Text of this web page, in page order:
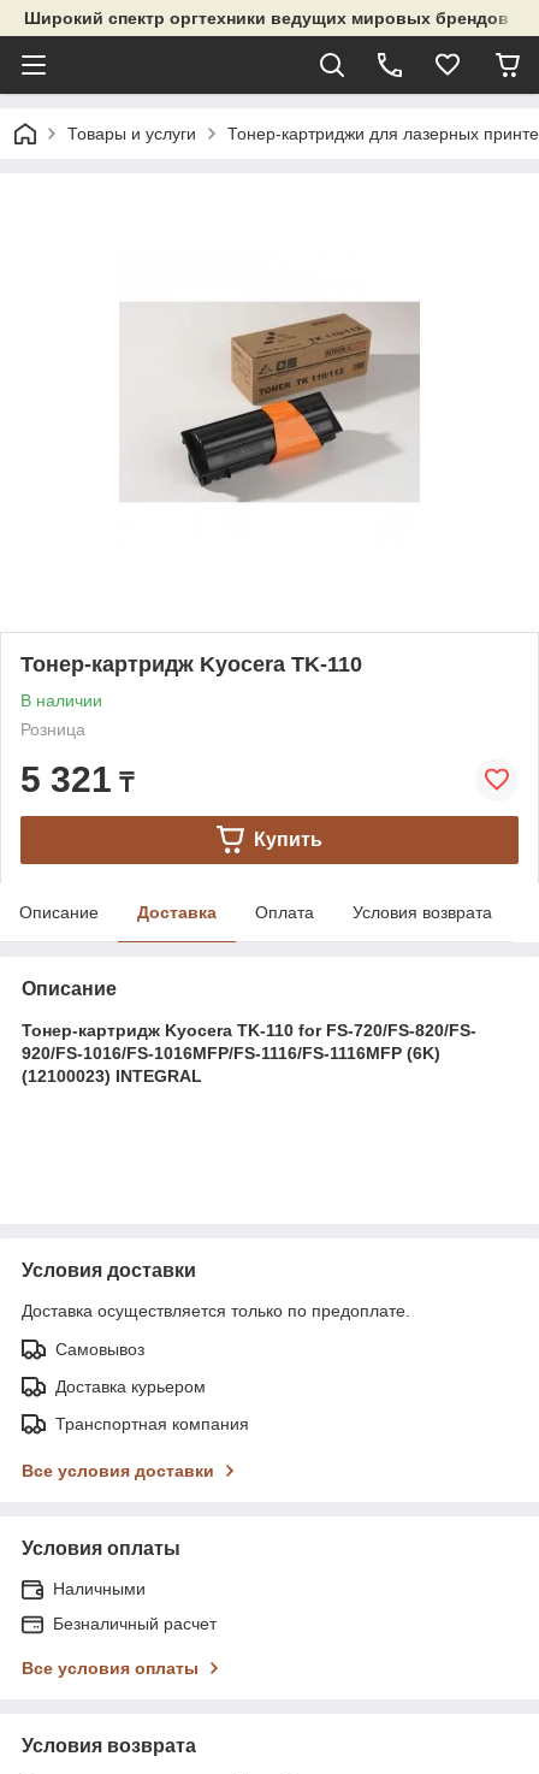
Широкий спектр оргтехники ведущих мировых брендов и
Товары и услуги Тонер-картриджи для лазерных
Тонер-картридж Kyocera TK-110
В наличии
Розница
5 321 ₸
Купить
Описание Доставка Оплата Условия возврата
Описание
Тонер-картридж Kyocera TK-110 for FS-720/FS-820/FS-
920/FS-1016/FS-1016MFP/FS-1116/FS-1116MFP (6K)
(12100023) INTEGRAL
Условия доставки
Доставка осуществляется только по предоплате.
Самовывоз
Доставка курьером
Транспортная компания
Все условия доставки
Условия оплаты
Наличными
Безналичный расчет
Все условия оплаты
Условия возврата